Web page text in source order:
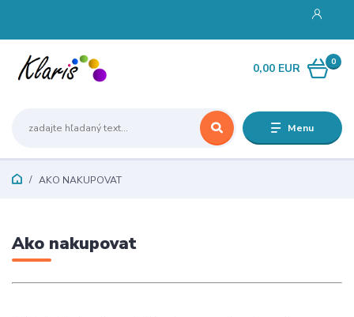
Menu
0
0,00 EUR
AKO NAKUPOVAT
Ako nakupovat